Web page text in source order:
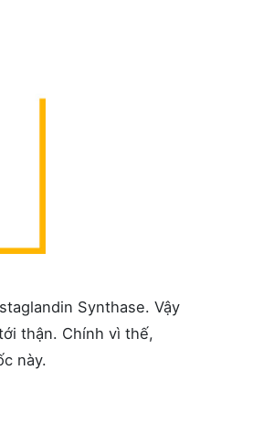
Synthase. Vậy
thận. Chính vì thế,
này.